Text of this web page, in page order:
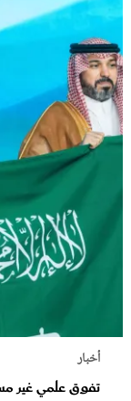
أخبار
تفوق علمي غير